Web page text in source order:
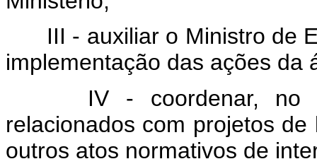
III - auxiliar o Ministro de
implementação das ações da
IV - coordenar, no
relacionados com projetos
outros atos normativos de